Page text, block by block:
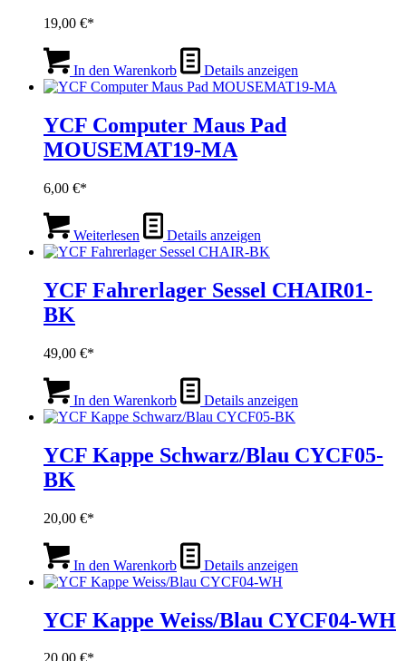
19,00 €
In den Warenkorb Details anzeigen
YCF Computer Maus Pad
MOUSEMAT19-MA
6,00 €
Weiterlesen Details anzeigen
YCF Fahrerlager Sessel CHAIR01-
BK
49,00 €
In den Warenkorb Details anzeigen
YCF Kappe Schwarz/Blau CYCF05-
BK
20,00 €
In den Warenkorb Details anzeigen
YCF Kappe Weiss/Blau CYCF04-WH